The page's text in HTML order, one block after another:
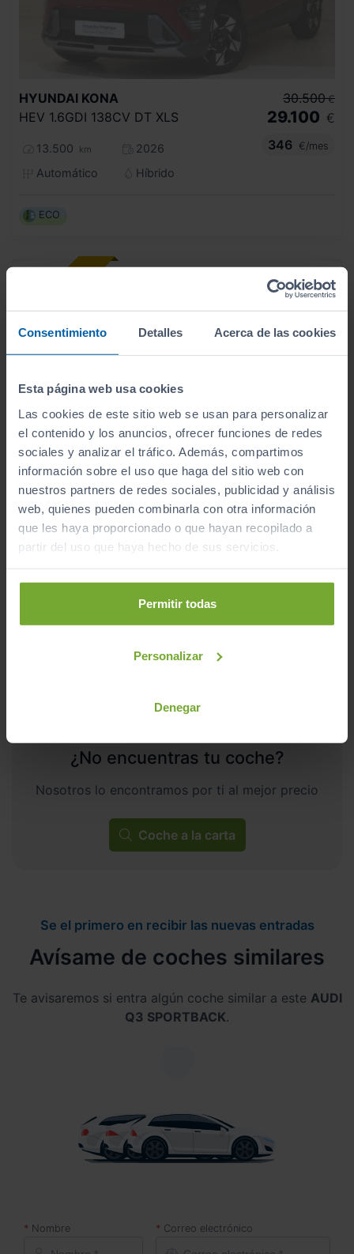
Consentimiento Detalles Acerca de las cookies
Esta página web usa cookies
Las cookies de este sitio web se usan para personalizar
el contenido y los anuncios, ofrecer funciones de redes
sociales y analizar el tráfico. Además, compartimos
información sobre el uso que haga del sitio web con
nuestros partners de redes sociales, publicidad y análisis
web, quienes pueden combinarla con otra información
que les haya proporcionado o que hayan recopilado a
partir del uso que haya hecho de sus servicios.
Permitir todas
Personalizar
Denegar
HYUNDAI KONA
HEV 1.6GDI 138CV DT XLS
13.500 km
2026
Automático
Híbrido
30.500 €
29.100 €
346
€/mes
ECO
HYUNDAI KONA
HEV 1.6GDI 138CV DT TECNO
8.565 km
2026
31.200 €
371 €/mes
¿No encuentras tu coche?
Nosotros lo encontramos por ti al mejor precio
Coche a la carta
Se el primero en recibir las nuevas entradas
Avísame de coches similares
Te avisaremos si entra algún coche similar a este AUDI
Q3 SPORTBACK.
Nombre Correo electrónico